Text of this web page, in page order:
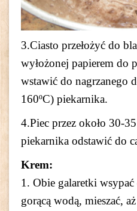
3.Ciasto przełożyć do
wyłożonej papierem do
wstawić do nagrzanego
160ºC) piekarnika.
4.Piec przez około 30-
piekarnika odstawić do
Krem:
1. Obie galaretki
gorącą wodą, mieszać,